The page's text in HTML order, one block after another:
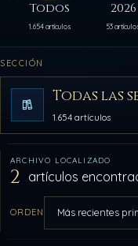
Todos
1.654 artículos
2026
53
SECCIÓN
Todas las
1.654 artículos
ARCHIVO LOCALIZADO
2 artículos
ORDEN